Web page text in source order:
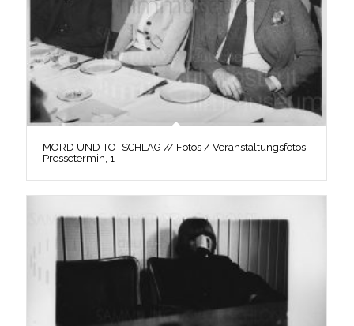
MORD UND TOTSCHLAG // Fotos / Veranstaltungsfotos,
Pressetermin, 1